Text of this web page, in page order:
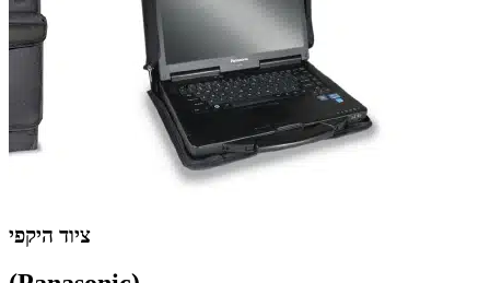
ציוד היקפי